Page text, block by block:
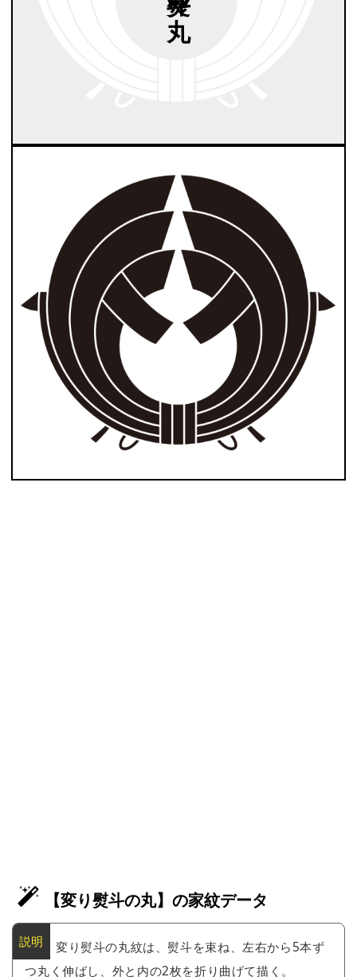
【変り熨斗の丸】の家紋データ
変り熨斗の丸紋は、熨斗を束ね、左右から5本ず
つ丸く伸ばし、外と内の2枚を折り曲げて描く。